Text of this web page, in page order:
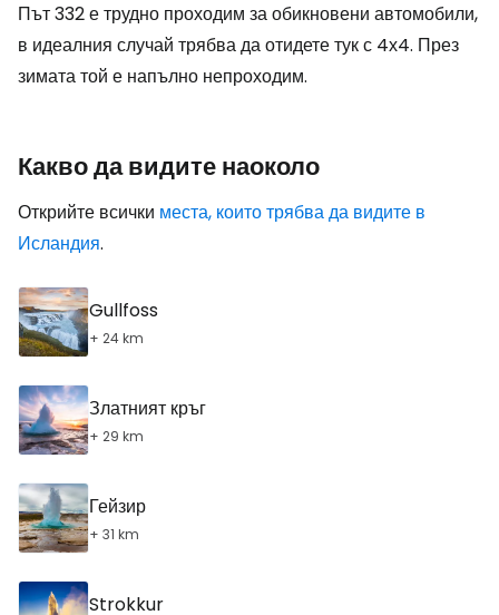
Път 332 е трудно проходим за обикновени автомобили,
в идеалния случай трябва да отидете тук с 4х4. През
зимата той е напълно непроходим.
Какво да видите наоколо
Открийте всички места, които трябва да видите в
Исландия.
Gullfoss
+ 24 km
Златният кръг
+ 29 km
Гейзир
+ 31 km
Strokkur